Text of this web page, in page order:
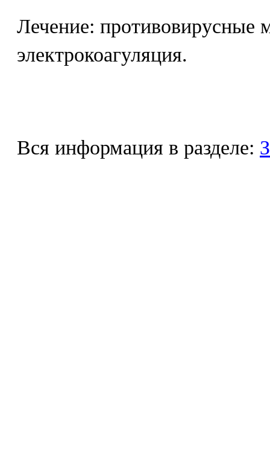
Лечение: противовирусные
электрокоагуляция.
Вся информация в разделе: